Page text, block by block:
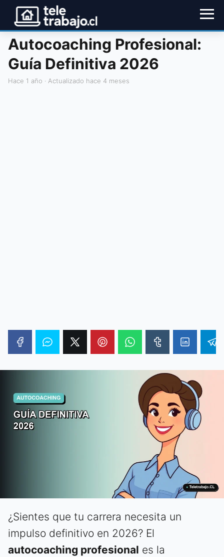
Autocoaching Profesional:
Guía Definitiva 2026
hace 1 año · Actualizado hace 4 meses
¿Sientes que tu carrera necesita un
impulso definitivo en 2026? El
autocoaching profesional es la